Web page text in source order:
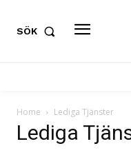
SÖK
Home Lediga Tjänster
Lediga